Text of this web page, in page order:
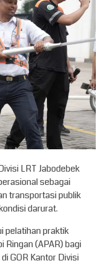
LRT Jabodebek
sebagai
transportasi publik
darurat.
pelatihan praktik
Ringan (APAR) bagi
GOR Kantor Divisi